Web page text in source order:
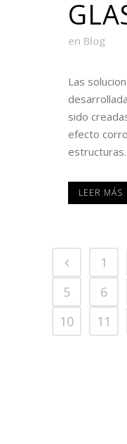
en Blog
Las
sido
efecto
LEER MÁS
1
5
6
10
11